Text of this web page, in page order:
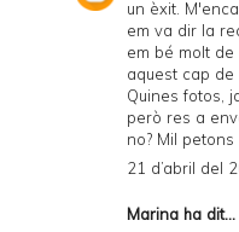
un èxit.
em va dir la
em bé molt
aquest cap de
Quines fotos,
però res a
no? Mil
21 d’abril del
Marina ha dit...